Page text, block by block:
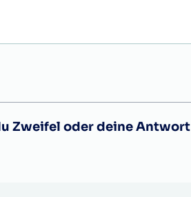
Zweifel oder deine Antwort